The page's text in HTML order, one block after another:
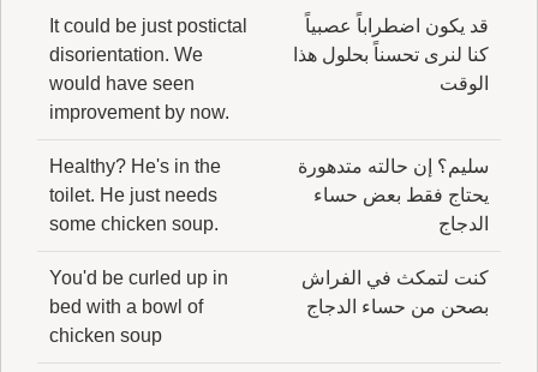
قد يكون اضطراباً عصبياً
كنا لنرى تحسناً بحلول هذا
الوقت
It could be just postictal
disorientation. We
would have seen
improvement by now.
سليم؟ إن حالته متدهورة
يحتاج فقط بعض حساء
الدجاج
Healthy? He's in the
toilet. He just needs
some chicken soup.
كنت لتمكث في الفراش
بصحن من حساء الدجاج
You'd be curled up in
bed with a bowl of
chicken soup